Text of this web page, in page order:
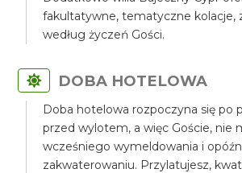
fakultatywne, tematyczne kolacje,
według życzeń Gości.
DOBA HOTELOWA
Doba hotelowa rozpoczyna się po
przed wylotem, a więc Goście, nie
wcześniego wymeldowania i
zakwaterowaniu. Przylatujesz,